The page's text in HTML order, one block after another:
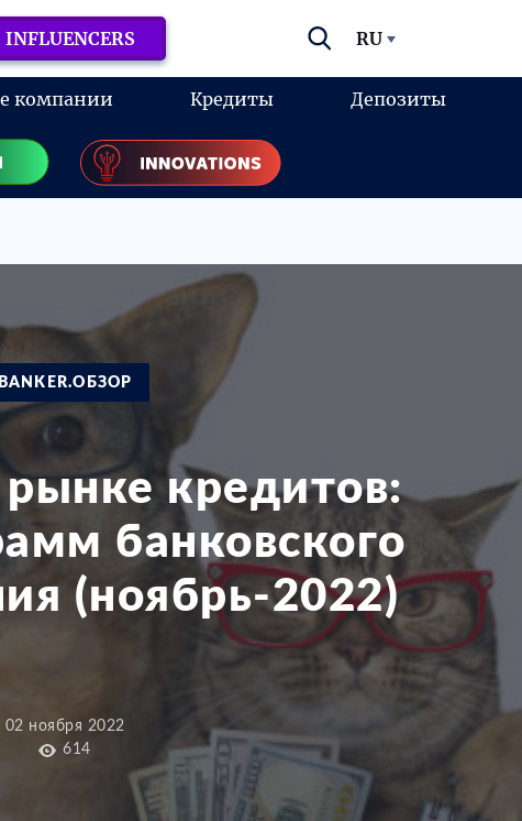
INFLUENCERS RU
компании Кредиты Депозиты
BANKER.ОБЗОР
кредитов:
банковского
(ноябрь-2022)
02 ноября 2022
614